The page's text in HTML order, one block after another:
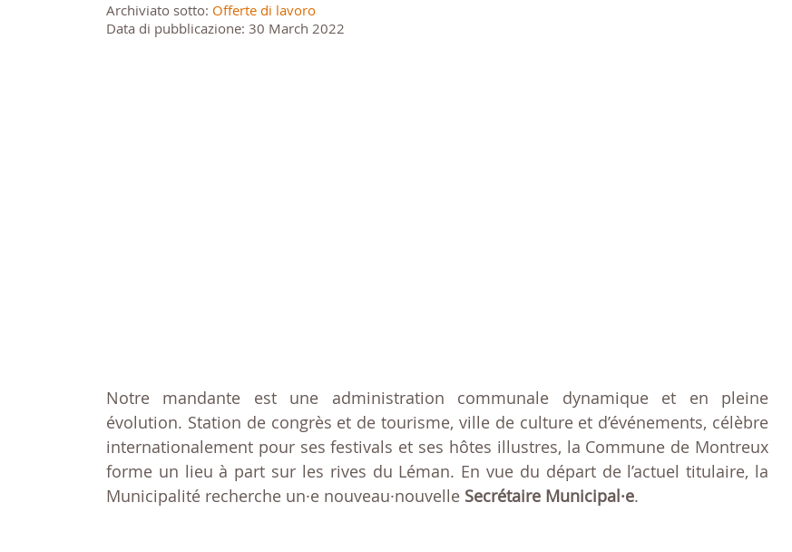
Archiviato sotto: Offerte di lavoro
Data di pubblicazione: 30 March 2022
Notre mandante est une administration communale dynamique et en pleine
évolution. Station de congrès et de tourisme, ville de culture et d’événements, célèbre
internationalement pour ses festivals et ses hôtes illustres, la Commune de Montreux
forme un lieu à part sur les rives du Léman. En vue du départ de l’actuel titulaire, la
Municipalité recherche un·e nouveau·nouvelle Secrétaire Municipal·e.